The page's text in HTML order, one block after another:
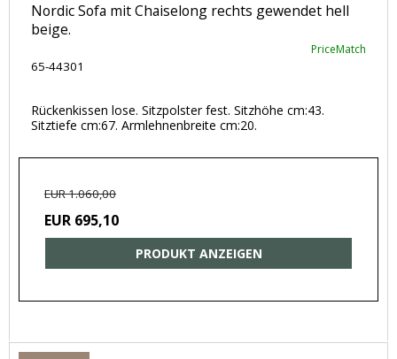
Nordic Sofa mit Chaiselong rechts gewendet hell
beige.
PriceMatch
65-44301
Rückenkissen lose. Sitzpolster fest. Sitzhöhe cm:43.
Sitztiefe cm:67. Armlehnenbreite cm:20.
EUR 1.060,00
EUR 695,10
PRODUKT ANZEIGEN